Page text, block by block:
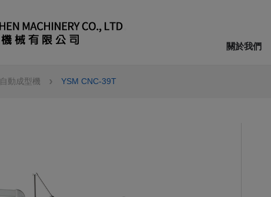
關於我們
自動成型機 YSM CNC-39T